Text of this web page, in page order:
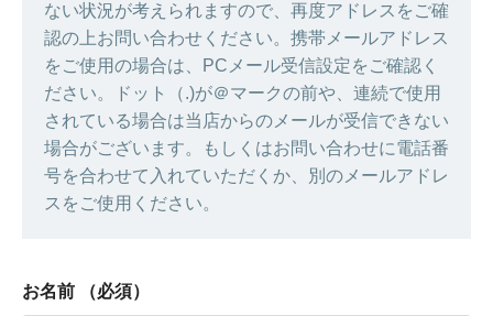
ない状況が考えられますので、再度アドレスをご確
認の上お問い合わせください。携帯メールアドレス
をご使用の場合は、PCメール受信設定をご確認く
ださい。ドット（.)が＠マークの前や、連続で使用
されている場合は当店からのメールが受信できない
場合がございます。もしくはお問い合わせに電話番
号を合わせて入れていただくか、別のメールアドレ
スをご使用ください。
お名前 （必須）